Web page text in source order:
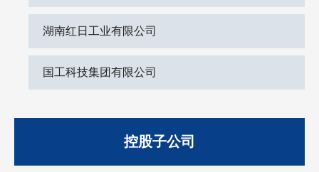
湖南红日工业有限公司
国工科技集团有限公司
控股子公司